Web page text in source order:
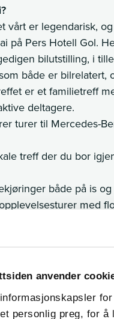
anvender
personlig preg, for å
vårt er legendarisk,
på Pers Hotell Gol.
bilutstilling, i
både er bilrelatert,
er et familietreff
deltagere.
turer til Mercedes-
treff der du bor
både på is og
med
måltider.
Michael
Voldum.